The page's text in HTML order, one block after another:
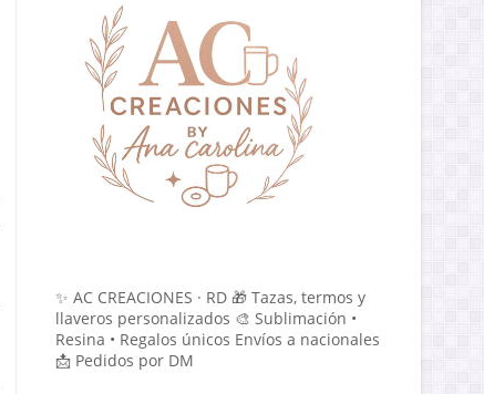
✨ AC CREACIONES · RD 🎁 Tazas, termos y
llaveros personalizados 🎨 Sublimación •
Resina • Regalos únicos Envíos a nacionales
📩 Pedidos por DM